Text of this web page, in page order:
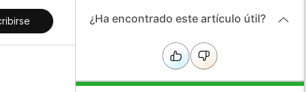
¿Ha encontrado este artículo útil?